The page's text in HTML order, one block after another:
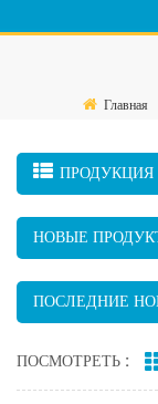
Главная
ПРОДУКЦИЯ
НОВЫЕ
ПОСЛЕДНИЕ
ПОСМОТРЕТЬ :